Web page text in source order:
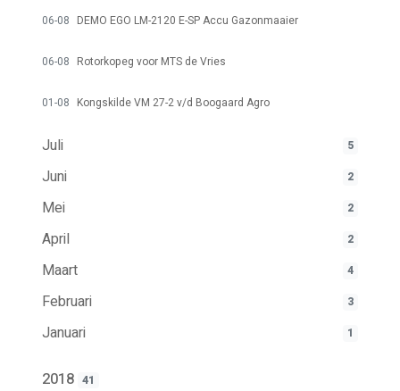
06-08 DEMO EGO LM-2120 E-SP Accu Gazonmaaier
06-08 Rotorkopeg voor MTS de Vries
01-08 Kongskilde VM 27-2 v/d Boogaard Agro
Juli 5
Juni 2
Mei 2
April 2
Maart 4
Februari 3
Januari 1
2018 41